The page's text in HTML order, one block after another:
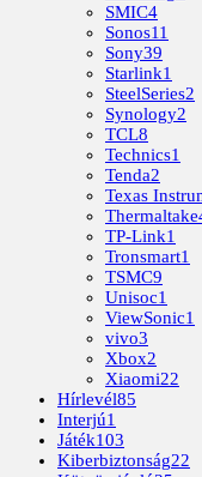
SMIC4
Sonos11
Sony39
Starlink1
SteelSeries2
Synology2
TCL8
Technics1
Tenda2
Texas
Thermaltake
TP-Link1
Tronsmart1
TSMC9
Unisoc1
ViewSonic1
vivo3
Xbox2
Xiaomi22
Hírlevél85
Interjú1
Játék103
Kiberbiztonság22